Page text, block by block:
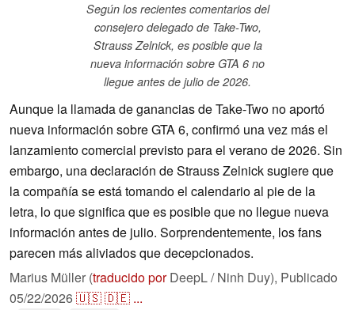
Según los recientes comentarios del
consejero delegado de Take-Two,
Strauss Zelnick, es posible que la
nueva información sobre GTA 6 no
llegue antes de julio de 2026.
Aunque la llamada de ganancias de Take-Two no aportó
nueva información sobre GTA 6, confirmó una vez más el
lanzamiento comercial previsto para el verano de 2026. Sin
embargo, una declaración de Strauss Zelnick sugiere que
la compañía se está tomando el calendario al pie de la
letra, lo que significa que es posible que no llegue nueva
información antes de julio. Sorprendentemente, los fans
parecen más aliviados que decepcionados.
Marius Müller (traducido porDeepL / Ninh Duy), Publicado
05/22/2026🇺🇸🇩🇪 ...